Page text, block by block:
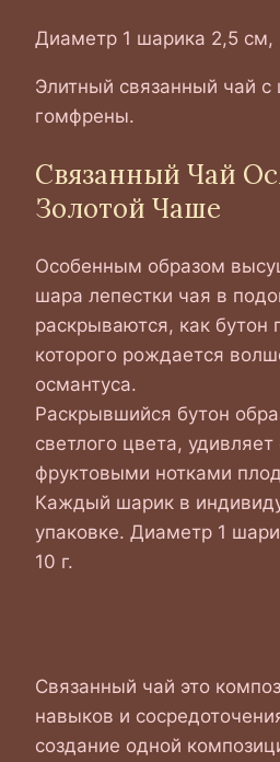
Диаметр 1 шарика 2,5 см,
Элитный связанный чай с
гомфрены.
Связанный Чай
Золотой Чаше
Особенным образом
шара лепестки чая в
раскрываются, как бутон
которого рождается
османтуса.
Раскрывшийся бутон
светлого цвета,
фруктовыми нотками
Каждый шарик в
упаковке. Диаметр 1
10 г.
Связанный чай это
навыков и
создание одной